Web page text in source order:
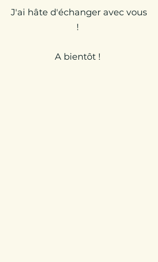
J'ai hâte d'échanger avec vous
!
A bientôt !